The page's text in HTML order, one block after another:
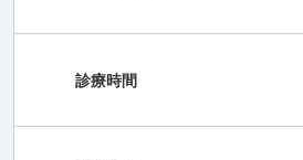
診療時間